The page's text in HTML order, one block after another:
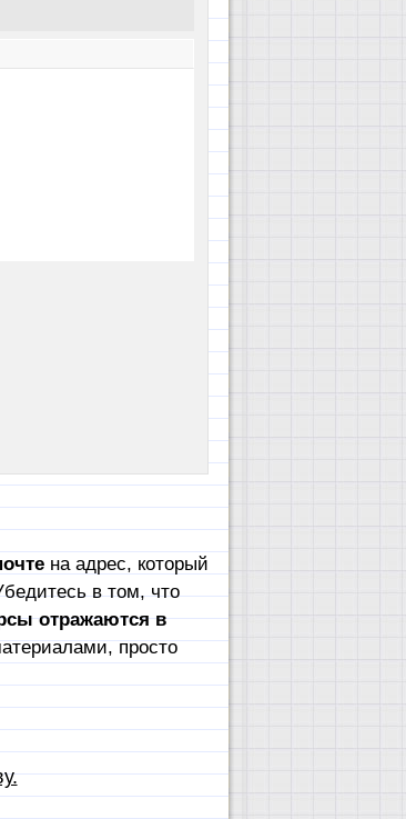
на адрес, который
в том, что
отражаются в
просто